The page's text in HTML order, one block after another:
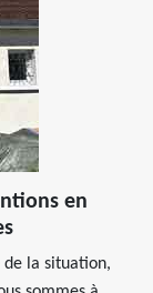
en
de la situation,